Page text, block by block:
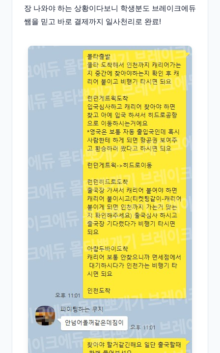
장 나와야 하는 상황이다보니 학생분도 브레이크에듀
쌤을 믿고 바로 결제까지 일사천리로 완료!